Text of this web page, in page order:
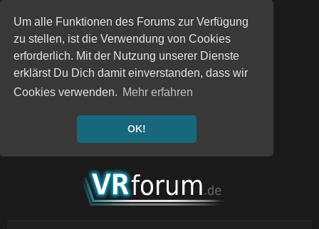
Um alle Funktionen des Forums zur Verfügung
zu stellen, ist die Verwendung von Cookies
erforderlich. Mit der Nutzung unserer Dienste
erklärst Du Dich damit einverstanden, dass wir
Cookies verwenden. Mehr erfahren
OK!